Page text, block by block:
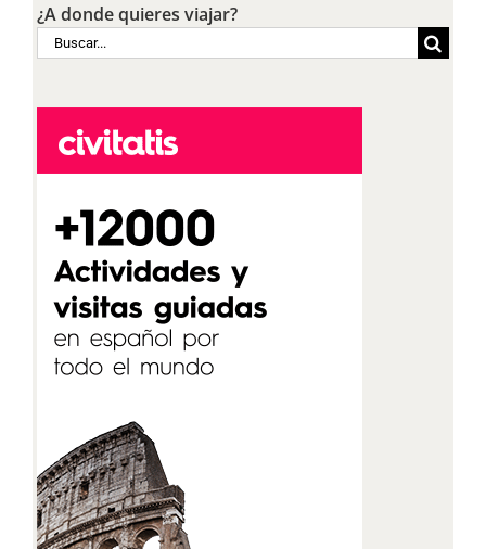
¿A donde quieres viajar?
Buscar: